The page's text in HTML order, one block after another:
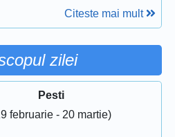
Citeste mai mult
zilei
Pesti
februarie - 20 martie)